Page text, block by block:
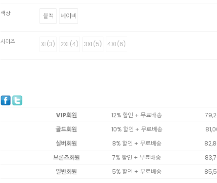
색상 블랙 네이비
사이즈 XL(3) 2XL(4) 3XL(5) 4XL(6)
VIP회원 12% 할인 + 무료배송
골드회원
10% 할인 + 무료배송
실버회원
8% 할인 + 무료배송
브론즈회원
7% 할인 + 무료배송
일반회원
5% 할인 + 무료배송